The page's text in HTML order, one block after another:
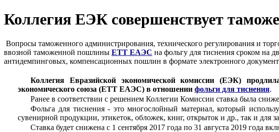
Коллегия ЕЭК совершенствует
Вопросы таможенного администрирования, технического регулирования и
ввозной таможенной пошлины ЕТТ ЕАЭС на фольгу для тиснения сроком на
антидемпинговых, компенсационных пошлин в формате электронного
Коллегия Евразийской экономической комиссии (ЕЭК)
экономического союза (ЕТТ ЕАЭС) в отношении фольги для тиснения.
Ранее в соответствии с решением Коллегии Комиссии ставка была
Фольга для тиснения - это многослойный материал, который
сувенирной продукции, этикеток, обложек, книг, открыток и др., так и для
Ставка будет снижена с 1 сентября 2017 года по 31 августа 2019 года